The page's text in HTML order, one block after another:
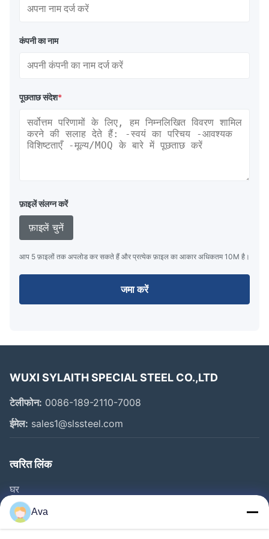
कंपनी का नाम
पूछताछ संदेश*
फ़ाइलें संलग्न करें
फ़ाइलें चुनें
आप 5 फ़ाइलों तक अपलोड कर सकते हैं और प्रत्येक फ़ाइल का आकार अधिकतम 10M है।
जमा करें
WUXI SYLAITH SPECIAL STEEL CO.,LTD
टेलीफोन: 0086-189-2110-7008
ईमेल: sales1@slssteel.com
त्वरित लिंक
घर
उत्पाद
वीडियो
Ava